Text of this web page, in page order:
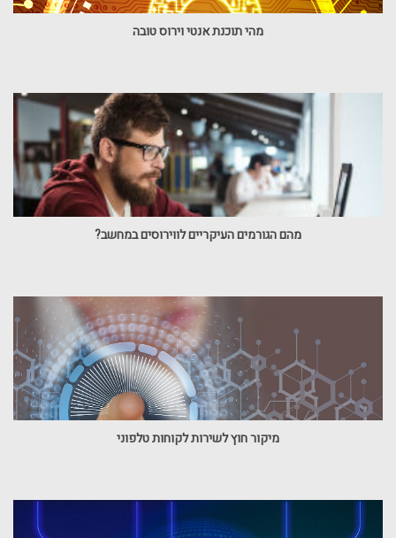
מהי תוכנת אנטי וירוס טובה
מהם הגורמים העיקריים לווירוסים במחשב?
מיקור חוץ לשירות לקוחות טלפוני